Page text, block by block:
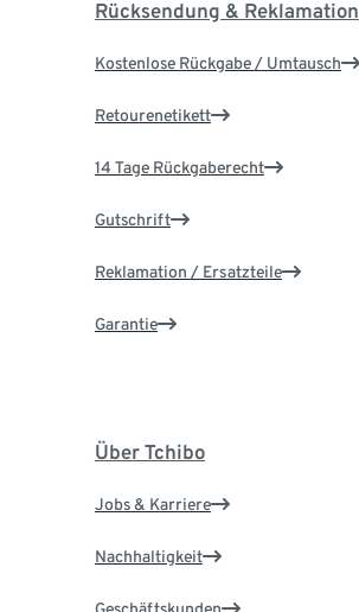
Rücksendung & Reklamation
Kostenlose Rückgabe / Umtausch
Retourenetikett
14 Tage Rückgaberecht
Gutschrift
Reklamation / Ersatzteile
Garantie
Über Tchibo
Jobs & Karriere
Nachhaltigkeit